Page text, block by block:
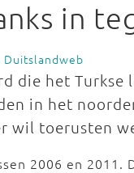
in
Duitslandweb
die het Turkse
in het
wil toerusten
2006 en 2011.